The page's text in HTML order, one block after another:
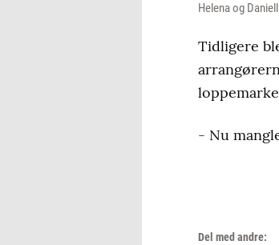
Helena og
Tidligere
- Nu
Del med andre: